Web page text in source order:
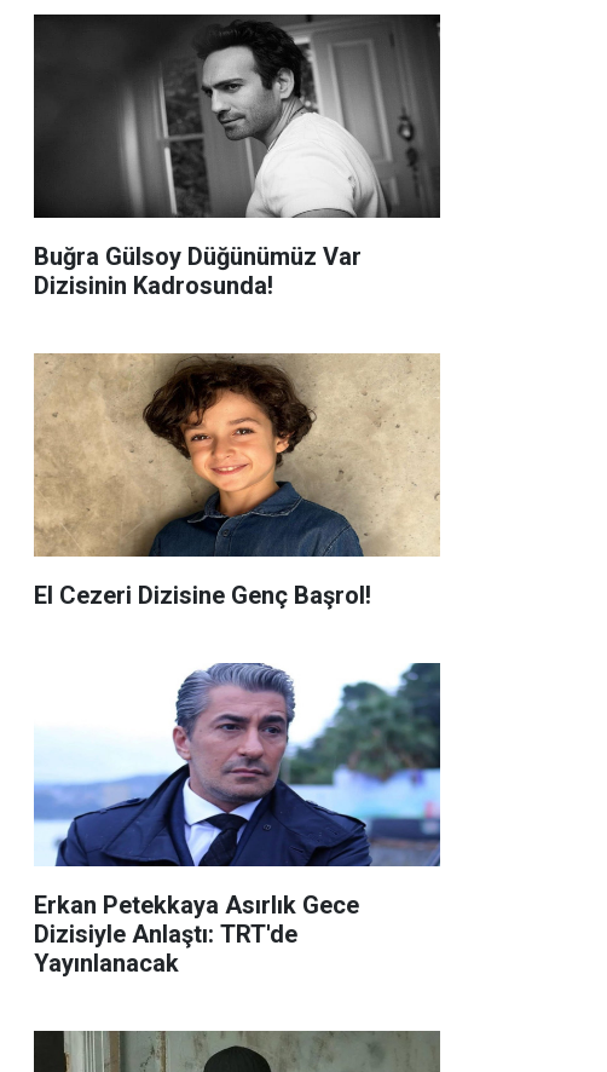
Buğra Gülsoy Düğünümüz Var
Dizisinin Kadrosunda!
El Cezeri Dizisine Genç Başrol!
Erkan Petekkaya Asırlık Gece
Dizisiyle Anlaştı: TRT'de
Yayınlanacak